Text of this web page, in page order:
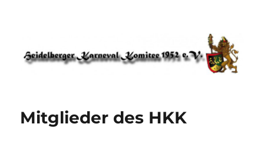
HKK 1952 – Heidelberger Karneval
Komitee
Mitglieder des HKK